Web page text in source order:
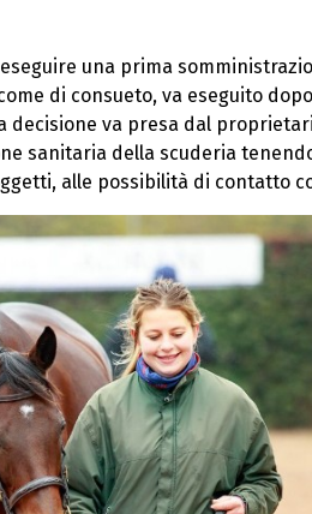
una prima
di consueto, va eseguito
decisione va presa dal
sanitaria della scuderia
alle possibilità di contatto